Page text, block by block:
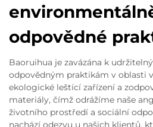
odpovědné
Baoruihua je zavázána k
odpovědným praktikám v oblasti
ekologické leštící zařízení a
materiály, čímž odrážíme naše
životního prostředí a sociální
nachází odezvu u našich klientů,